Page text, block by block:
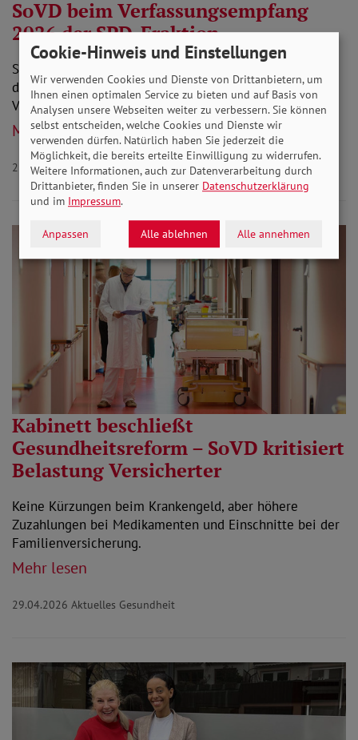
SoVD beim Verfassungsempfang
2026 der SPD-Fraktion
SPD-Fraktionsvorsitzender Holger Grießhammer hatte
die SoVD-Landesvorsitzende Meta Günther zum
Verfassungsempfang mit Verleihung des…
Mehr lesen
28.05.2026 Aktuelles Veranstaltung
Kabinett beschließt
Gesundheitsreform – SoVD kritisiert
Belastung Versicherter
Keine Kürzungen beim Krankengeld, aber höhere
Zuzahlungen bei Medikamenten und Einschnitte bei der
Familienversicherung.
Mehr lesen
29.04.2026 Aktuelles Gesundheit
Cookie-Hinweis und Einstellungen
Wir verwenden Cookies und Dienste von Drittanbietern, um
Ihnen einen optimalen Service zu bieten und auf Basis von
Analysen unsere Webseiten weiter zu verbessern. Sie können
selbst entscheiden, welche Cookies und Dienste wir
verwenden dürfen. Natürlich haben Sie jederzeit die
Möglichkeit, die bereits erteilte Einwilligung zu widerrufen.
Weitere Informationen, auch zur Datenverarbeitung durch
Drittanbieter, finden Sie in unserer Datenschutzerklärung
und im Impressum.
Anpassen Alle ablehnen Alle annehmen